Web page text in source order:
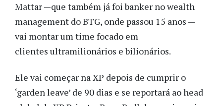
Mattar —que também já foi banker no wealth
management do BTG, onde passou 15 anos —
vai montar um time focado em
clientes ultramilionários e bilionários.
Ele vai começar na XP depois de cumprir o
‘garden leave’ de 90 dias e se reportará ao head